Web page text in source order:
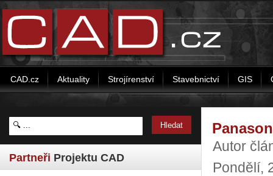
CAD.cz Aktuality Strojírenství Stavebnictví GIS
Partneři Projektu CAD
Autor
Pondělí,